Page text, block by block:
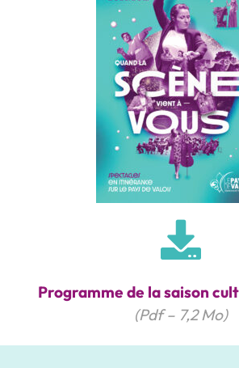
Programme de la saison
(Pdf – 7,2 Mo)